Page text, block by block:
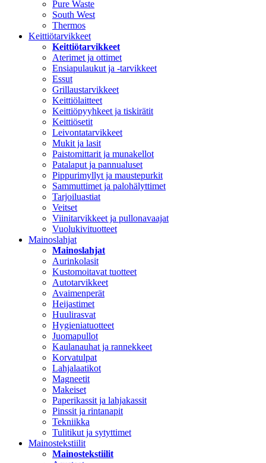
Pure Waste
South West
Thermos
Keittiötarvikkeet
Keittiötarvikkeet
Aterimet ja ottimet
Ensiapulaukut ja -tarvikkeet
Essut
Grillaustarvikkeet
Keittiölaitteet
Keittiöpyyhkeet ja tiskirätit
Keittiösetit
Leivontatarvikkeet
Mukit ja lasit
Paistomittarit ja munakellot
Patalaput ja pannualuset
Pippurimyllyt ja maustepurkit
Sammuttimet ja palohälyttimet
Tarjoiluastiat
Veitset
Viinitarvikkeet ja pullonavaajat
Vuolukivituotteet
Mainoslahjat
Mainoslahjat
Aurinkolasit
Kustomoitavat tuotteet
Autotarvikkeet
Avaimenperät
Heijastimet
Huulirasvat
Hygieniatuotteet
Juomapullot
Kaulanauhat ja rannekkeet
Korvatulpat
Lahjalaatikot
Magneetit
Makeiset
Paperikassit ja lahjakassit
Pinssit ja rintanapit
Tekniikka
Tulitikut ja sytyttimet
Mainostekstiilit
Mainostekstiilit